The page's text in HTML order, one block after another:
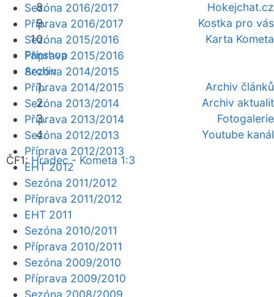
Hokejchat.cz
Kostka pro vás
Karta Kometa
Fanshop
Archiv
Archiv článků
Archiv aktualit
Fotogalerie
Youtube kanál
ČF1:Hradec - Kometa 1:3
Sezóna 2016/2017
Příprava 2016/2017
Sezóna 2015/2016
Příprava 2015/2016
Sezóna 2014/2015
Příprava 2014/2015
Sezóna 2013/2014
Příprava 2013/2014
Sezóna 2012/2013
Příprava 2012/2013
EHT 2012
Sezóna 2011/2012
Příprava 2011/2012
EHT 2011
Sezóna 2010/2011
Příprava 2010/2011
Sezóna 2009/2010
Příprava 2009/2010
Sezóna 2008/2009